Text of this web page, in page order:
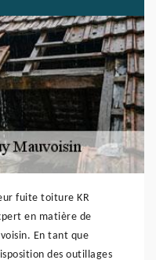
fuite toiture KR
en matière de
En tant que
des outillages